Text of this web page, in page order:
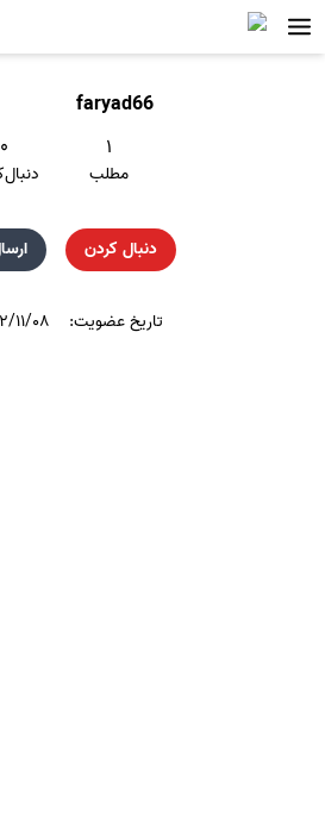
faryad66
۱
مطلب
۰
دنبال کردن
تاریخ عضویت: ۱۳۹۲/